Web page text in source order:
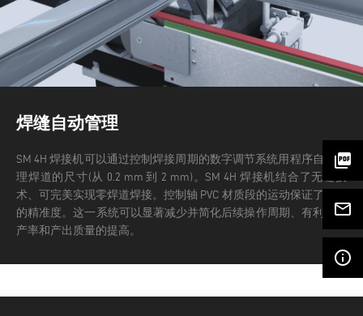
picture_as_pdf
mail_outline
info_outline
焊缝自动管理
SM 4H 焊接机可以通过控制焊接周期的数字调节系统用程序自动管
理焊道的尺寸(从 0.2 mm 到 2 mm)。SM 4H 焊接机结合了无缝技
术、可完美实现零焊道焊接。控制轴 PVC 材质段的运动保证了器械
的精准度。这一系统可以显著减少并简化后续操作周期、有利于生
产率和产出质量的提高。